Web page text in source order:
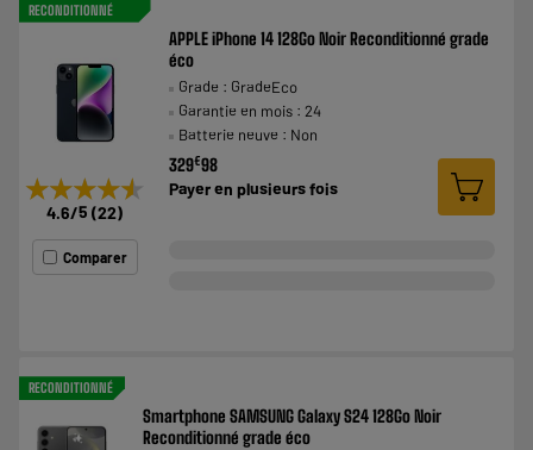
RECONDITIONNÉ
★★★★★
★★★★★
4.6/5 (22)
Comparer
APPLE iPhone 14 128Go Noir Reconditionné grade
éco
Grade : GradeEco
Garantie en mois : 24
Batterie neuve : Non
329€98
Payer en plusieurs fois
RECONDITIONNÉ
Smartphone SAMSUNG Galaxy S24 128Go Noir
Reconditionné grade éco